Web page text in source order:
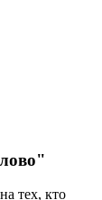
тех, кто